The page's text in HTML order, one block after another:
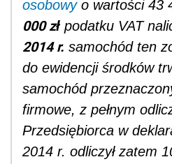
osobowyo wartości 43
000 złpodatku VAT
2014 r. samochód ten
do ewidencji środków
samochód
firmowe, z pełnym
Przedsiębiorca w
2014 r. odliczył zatem